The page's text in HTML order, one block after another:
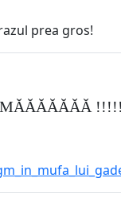
prea gros!
MĂĂĂĂĂĂĂ